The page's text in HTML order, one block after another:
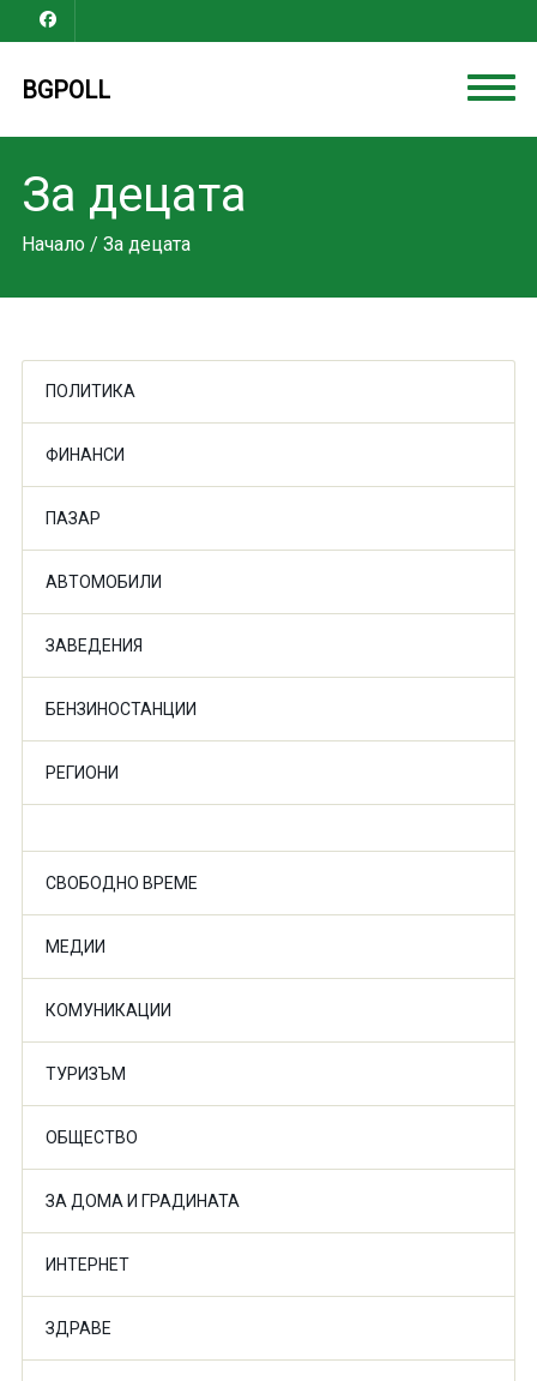
BGPOLL
За децата
Начало/ За децата
ПОЛИТИКА
ФИНАНСИ
ПАЗАР
АВТОМОБИЛИ
ЗАВЕДЕНИЯ
БЕНЗИНОСТАНЦИИ
РЕГИОНИ
СВОБОДНО ВРЕМЕ
МЕДИИ
КОМУНИКАЦИИ
ТУРИЗЪМ
ОБЩЕСТВО
ЗА ДОМА И ГРАДИНАТА
ИНТЕРНЕТ
ЗДРАВЕ